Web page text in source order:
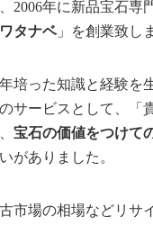
2006年に新品宝石専
タナベ」を創業致し
培った知識と経験を
サービスとして、「
宝石の価値をつけて
がありました。
市場の相場などリサ